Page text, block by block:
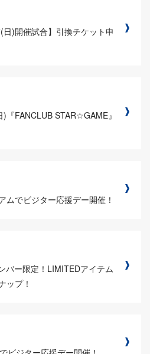
日)開催試合】引換チケット申
『FANCLUB STAR☆GAME』
ムでビジター応援デー開催！
バー限定！LIMITEDアイテム
ップ！